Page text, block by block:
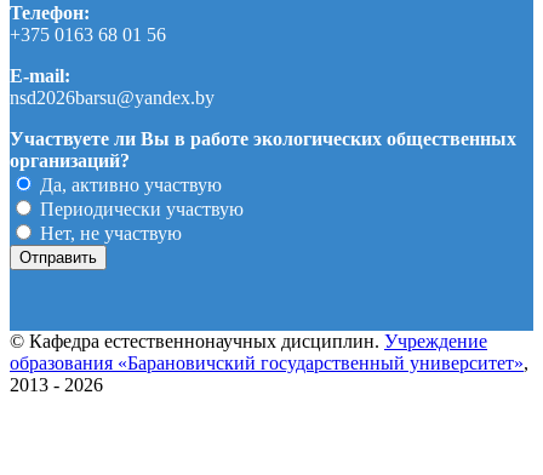
Телефон:
+375 0163 68 01 56
E-mail:
nsd2026barsu@yandex.by
Участвуете ли Вы в работе экологических общественных
организаций?
Да, активно участвую
Периодически участвую
Нет, не участвую
© Кафедра естественнонаучных дисциплин. Учреждение
образования «Барановичский государственный университет»,
2013 - 2026